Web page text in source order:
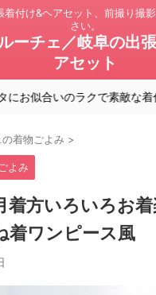
着付け&ヘアセット、前撮り撮
さい。
ーチェ／岐阜の出
アセット
合いのラクで素敵な着付け
の着物ごよみ >
よみ
方いろいろお着
着ワンピース風